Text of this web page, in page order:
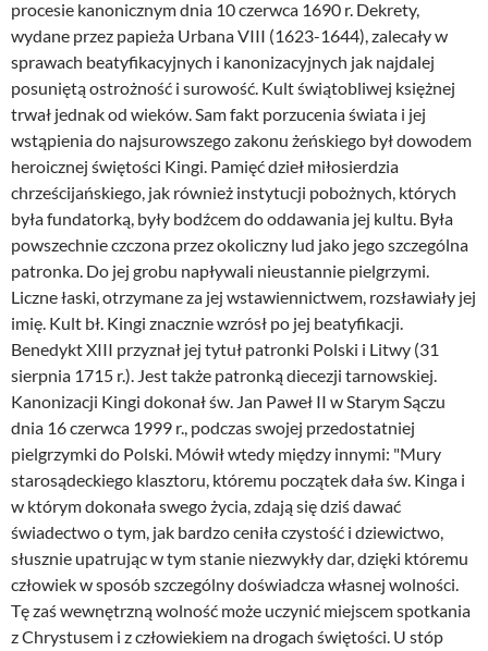
procesie kanonicznym dnia 10 czerwca 1690 r. Dekrety,
wydane przez papieża Urbana VIII (1623-1644), zalecały w
sprawach beatyfikacyjnych i kanonizacyjnych jak najdalej
posuniętą ostrożność i surowość. Kult świątobliwej księżnej
trwał jednak od wieków. Sam fakt porzucenia świata i jej
wstąpienia do najsurowszego zakonu żeńskiego był dowodem
heroicznej świętości Kingi. Pamięć dzieł miłosierdzia
chrześcijańskiego, jak również instytucji pobożnych, których
była fundatorką, były bodźcem do oddawania jej kultu. Była
powszechnie czczona przez okoliczny lud jako jego szczególna
patronka. Do jej grobu napływali nieustannie pielgrzymi.
Liczne łaski, otrzymane za jej wstawiennictwem, rozsławiały jej
imię. Kult bł. Kingi znacznie wzrósł po jej beatyfikacji.
Benedykt XIII przyznał jej tytuł patronki Polski i Litwy (31
sierpnia 1715 r.). Jest także patronką diecezji tarnowskiej.
Kanonizacji Kingi dokonał św. Jan Paweł II w Starym Sączu
dnia 16 czerwca 1999 r., podczas swojej przedostatniej
pielgrzymki do Polski. Mówił wtedy między innymi: "Mury
starosądeckiego klasztoru, któremu początek dała św. Kinga i
w którym dokonała swego życia, zdają się dziś dawać
świadectwo o tym, jak bardzo ceniła czystość i dziewictwo,
słusznie upatrując w tym stanie niezwykły dar, dzięki któremu
człowiek w sposób szczególny doświadcza własnej wolności.
Tę zaś wewnętrzną wolność może uczynić miejscem spotkania
z Chrystusem i z człowiekiem na drogach świętości. U stóp